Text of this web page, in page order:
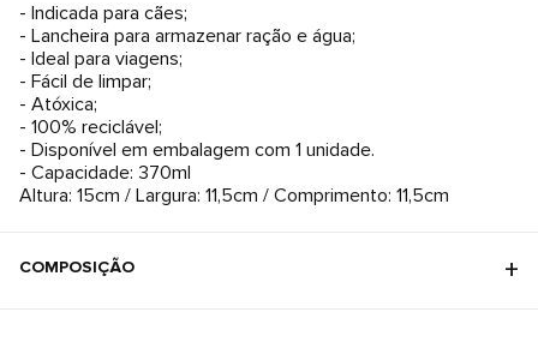
- Indicada para cães;
- Lancheira para armazenar ração e água;
- Ideal para viagens;
- Fácil de limpar;
- Atóxica;
- 100% reciclável;
- Disponível em embalagem com 1 unidade.
- Capacidade: 370ml
Altura: 15cm / Largura: 11,5cm / Comprimento: 11,5cm
COMPOSIÇÃO